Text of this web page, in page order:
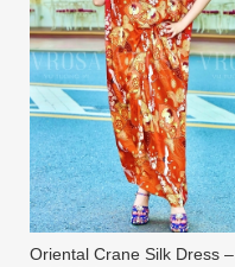
Oriental Crane Silk Dress –